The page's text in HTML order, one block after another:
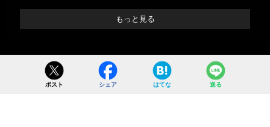
もっと見る
ポスト シェア はてな 送る